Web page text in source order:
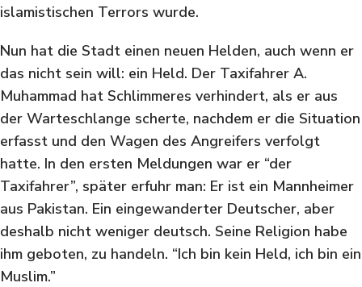
islamistischen Terrors wurde.
Nun hat die Stadt einen neuen Helden, auch wenn er
das nicht sein will: ein Held. Der Taxifahrer A.
Muhammad hat Schlimmeres verhindert, als er aus
der Warteschlange scherte, nachdem er die Situation
erfasst und den Wagen des Angreifers verfolgt
hatte. In den ersten Meldungen war er “der
Taxifahrer”, später erfuhr man: Er ist ein Mannheimer
aus Pakistan. Ein eingewanderter Deutscher, aber
deshalb nicht weniger deutsch. Seine Religion habe
ihm geboten, zu handeln. “Ich bin kein Held, ich bin ein
Muslim.”